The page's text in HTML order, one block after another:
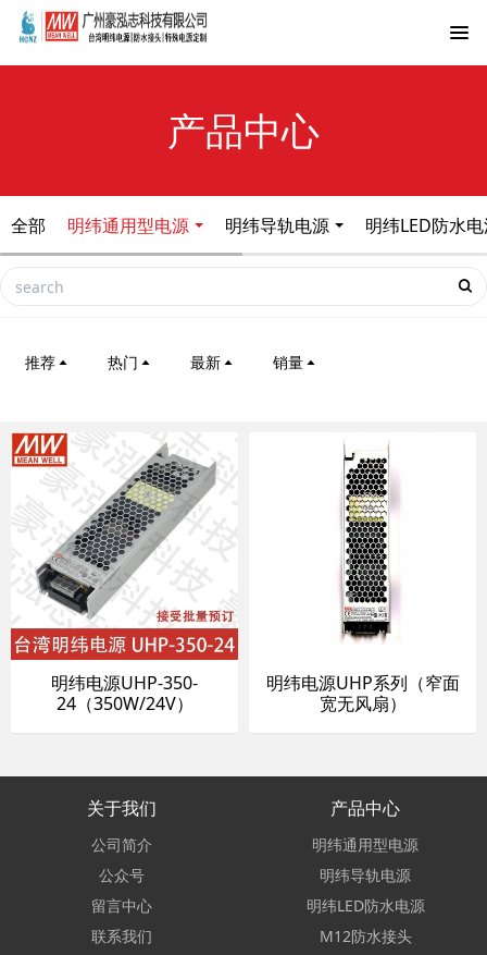
产品中心
全部 明纬通用型电源 明纬导轨电源 明纬LED防水
推荐 热门 最新 销量
明纬电源UHP-350-
24（350W/24V）
明纬电源UHP系列（窄面
宽无风扇）
关于我们
公司简介
公众号
留言中心
联系我们
产品中心
明纬通用型电源
明纬导轨电源
明纬LED防水电源
M12防水接头